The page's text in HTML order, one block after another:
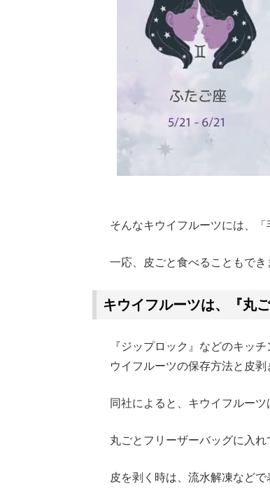
そんなキウイフルーツには、
一応、皮ごと食べることもでき
キウイフルーツは、『丸
『ジップロック』などのキッ
ウイフルーツの保存方法と皮
同社によると、キウイフルーツ
丸ごとフリーザーバッグに入
皮を剥く時は、流水解凍など